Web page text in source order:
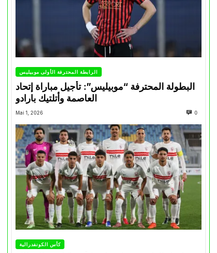
الرابطة المحترفة الأولى موبيليس
البطولة المحترفة “موبيليس”: تأجيل مباراة إتحاد
العاصمة وأتلتيك بارادو
Mai 1, 2026 0
كأس الكونفدرالية